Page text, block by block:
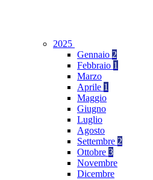
2025
Gennaio 2
Febbraio 1
Marzo
Aprile 1
Maggio
Giugno
Luglio
Agosto
Settembre 2
Ottobre 3
Novembre
Dicembre